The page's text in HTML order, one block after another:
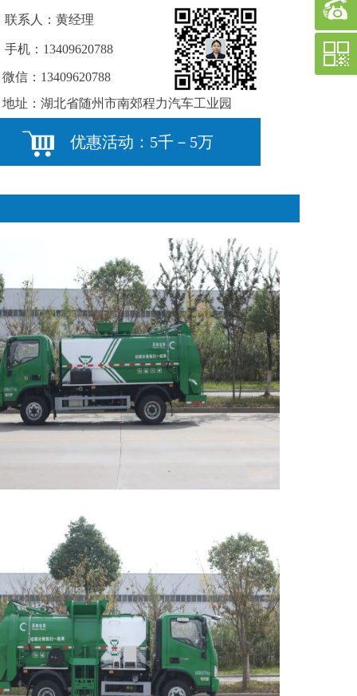
系人：黄经理
机：13409620788
信：13409620788
址：湖北省随州市南郊程力汽车工业园
优惠活动：5千－5万